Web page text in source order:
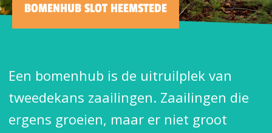
BOMENHUB SLOT HEEMSTEDE
Een bomenhub is de uitruilplek van
tweedekans zaailingen. Zaailingen die
ergens groeien, maar er niet groot